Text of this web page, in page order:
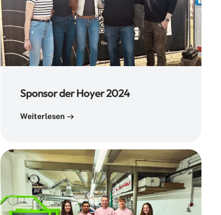
Sponsor der Hoyer 2024
Weiterlesen